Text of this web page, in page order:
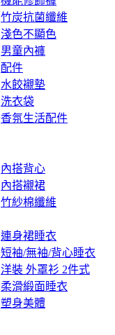
竹炭抗菌纖維
淺色不顯色
男童內褲
配件
水餃襯墊
洗衣袋
香氛生活配件
內搭背心
內搭襯裙
竹紗棉纖維
連身裙睡衣
短袖/無袖/背心睡衣
洋裝 外罩衫 2件式
柔滑緞面睡衣
塑身美體